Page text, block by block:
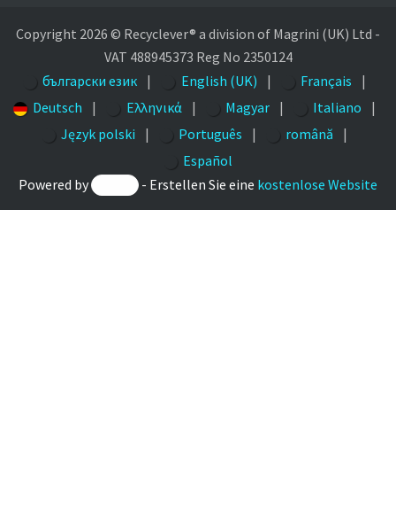
Copyright 2026 © Recyclever® a division of Magrini (UK) Ltd -
VAT 488945373 Reg No 2350124
български език | English (UK) | Français
|
Deutsch
| Ελληνικά | Magyar | Italiano
|
Język polski
| Português | română
|
Español
Powered by
- Erstellen Sie eine kostenlose Website